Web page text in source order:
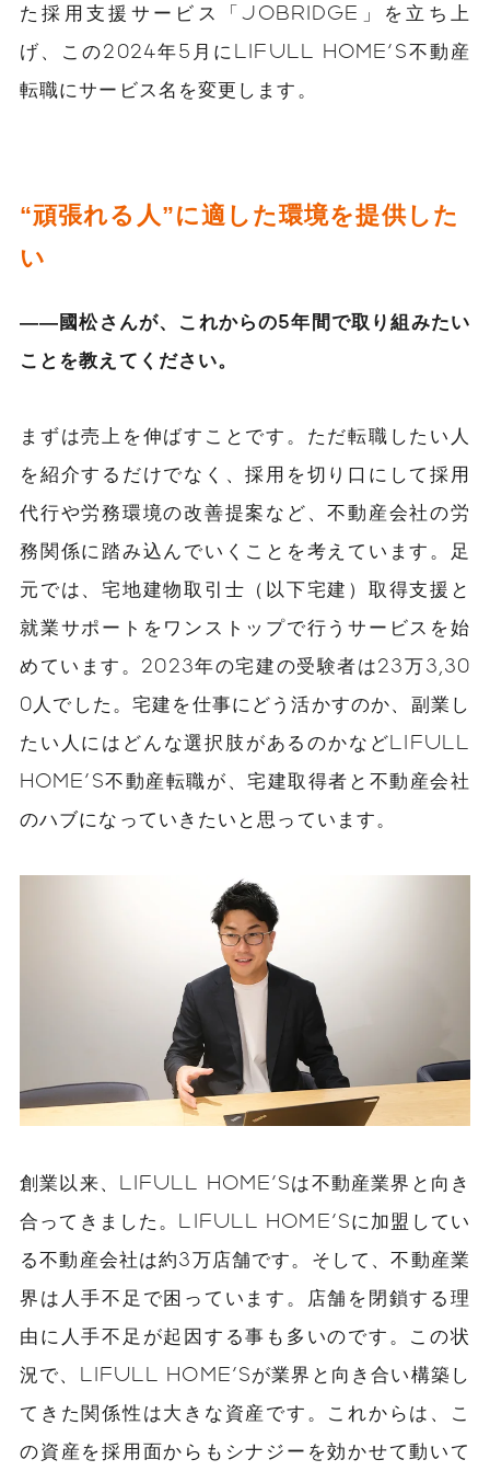
た採用支援サービス「JOBRIDGE」を立ち上
げ、この2024年5月にLIFULL HOME'S不動産
転職にサービス名を変更します。
“頑張れる人”に適した環境を提供した
い
――國松さんが、これからの5年間で取り組みたい
ことを教えてください。
まずは売上を伸ばすことです。ただ転職したい人
を紹介するだけでなく、採用を切り口にして採用
代行や労務環境の改善提案など、不動産会社の労
務関係に踏み込んでいくことを考えています。足
元では、宅地建物取引士（以下宅建）取得支援と
就業サポートをワンストップで行うサービスを始
めています。2023年の宅建の受験者は23万3,30
0人でした。宅建を仕事にどう活かすのか、副業し
たい人にはどんな選択肢があるのかなどLIFULL
HOME'S不動産転職が、宅建取得者と不動産会社
のハブになっていきたいと思っています。
創業以来、LIFULL HOME'Sは不動産業界と向き
合ってきました。LIFULL HOME'Sに加盟してい
る不動産会社は約3万店舗です。そして、不動産業
界は人手不足で困っています。店舗を閉鎖する理
由に人手不足が起因する事も多いのです。この状
況で、LIFULL HOME'Sが業界と向き合い構築し
てきた関係性は大きな資産です。これからは、こ
の資産を採用面からもシナジーを効かせて動いて